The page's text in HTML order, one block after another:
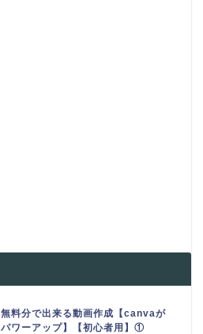
無料分で出来る動画作成【canvaが
パワーアップ】【初心者用】①